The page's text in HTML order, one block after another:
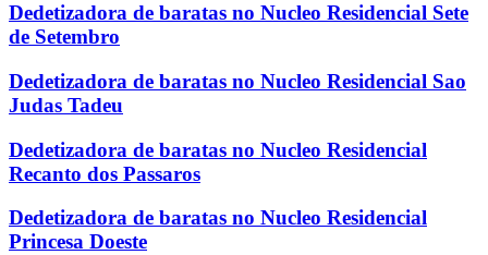
Dedetizadora de baratas no Nucleo Residencial Sete
de Setembro
Dedetizadora de baratas no Nucleo Residencial Sao
Judas Tadeu
Dedetizadora de baratas no Nucleo Residencial
Recanto dos Passaros
Dedetizadora de baratas no Nucleo Residencial
Princesa Doeste